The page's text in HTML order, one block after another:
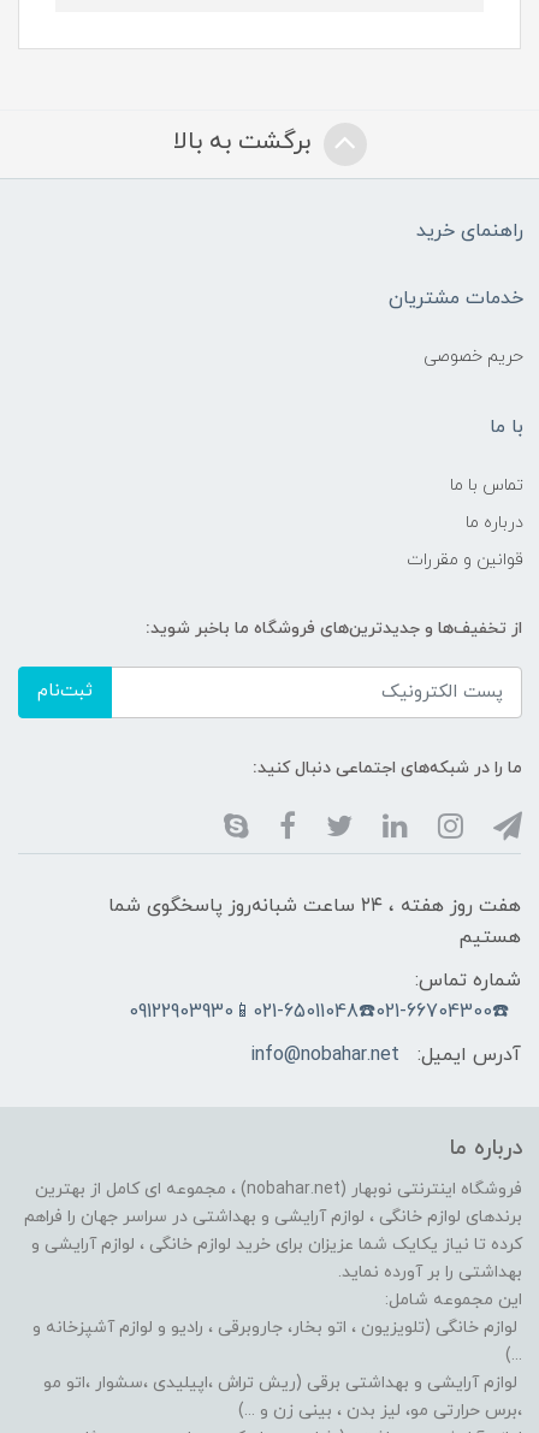
برگشت به بالا
راهنمای خرید
خدمات مشتریان
حریم خصوصی
با ما
تماس با ما
درباره ما
قوانین و مقررات
از تخفیف‌ها و جدیدترین‌های فروشگاه ما باخبر شوید:
ثبت‌نام
ما را در شبکه‌های اجتماعی دنبال کنید:
هفت روز هفته ، ۲۴ ساعت شبانه‌روز پاسخگوی شما
هستیم
شماره تماس:
☎️021-66704300☎️021-65011048📱09122903930
آدرس ایمیل:
info@nobahar.net
درباره ما
فروشگاه اینترنتی نوبهار (nobahar.net) ، مجموعه ای کامل از بهترین
برندهای لوازم خانگی ، لوازم آرایشی و بهداشتی در سراسر جهان را فراهم
کرده تا نیاز یکایک شما عزیزان برای خرید لوازم خانگی ، لوازم آرایشی و
بهداشتی را بر آورده نماید.
این مجموعه شامل:
لوازم خانگی (تلویزیون ، اتو بخار، جاروبرقی ، رادیو و لوازم آشپزخانه و
...)
لوازم آرایشی و بهداشتی برقی (ریش تراش ،اپیلیدی ،سشوار ،اتو مو
،برس حرارتی مو، لیز بدن ، بینی زن و ...)